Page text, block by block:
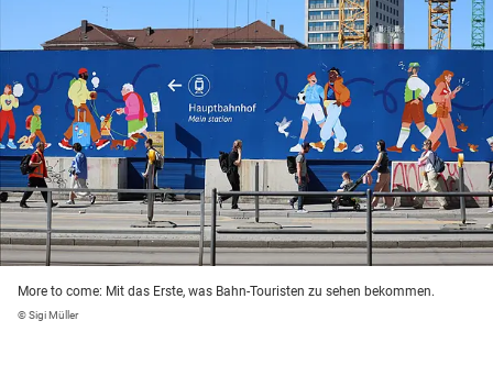
More to come: Mit das Erste, was Bahn-Touristen zu sehen bekommen.
© Sigi Müller